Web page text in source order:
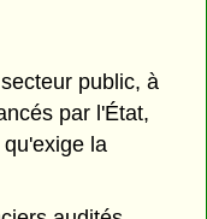
public, à
par l'État,
la